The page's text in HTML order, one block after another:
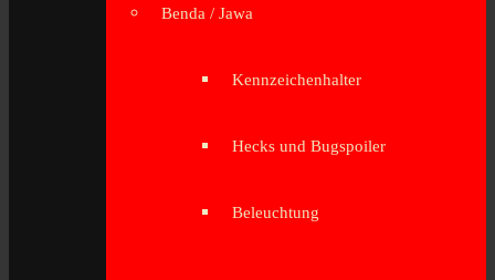
Benda / Jawa
Kennzeichenhalter
Hecks und Bugspoiler
Beleuchtung